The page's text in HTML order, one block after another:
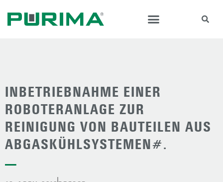
INBETRIEBNAHME EINER
ROBOTERANLAGE ZUR
REINIGUNG VON BAUTEILEN AUS
ABGASKÜHLSYSTEMEN#.
—